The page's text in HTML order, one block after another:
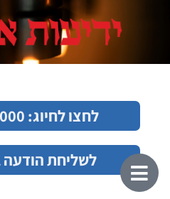
לחצו לחיוג: 077-9967000
לשליחת